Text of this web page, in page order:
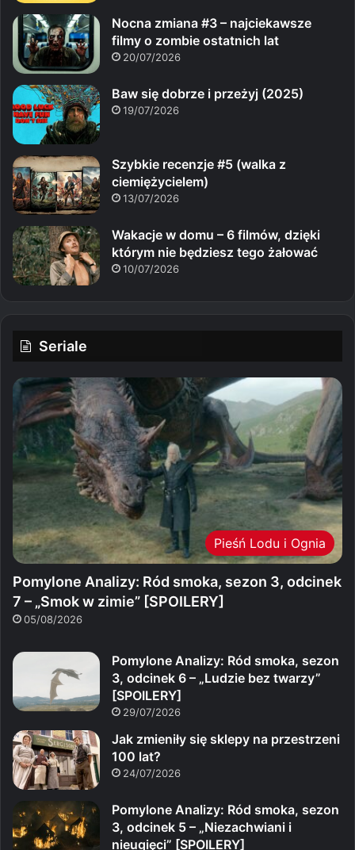
Nocna zmiana #3 – najciekawsze
filmy o zombie ostatnich lat
20/07/2026
Baw się dobrze i przeżyj (2025)
19/07/2026
Szybkie recenzje #5 (walka z
ciemiężycielem)
13/07/2026
Wakacje w domu – 6 filmów, dzięki
którym nie będziesz tego żałować
10/07/2026
Seriale
Pieśń Lodu i Ognia
Pomylone Analizy: Ród smoka, sezon 3, odcinek
7 – „Smok w zimie” [SPOILERY]
05/08/2026
Pomylone Analizy: Ród smoka, sezon
3, odcinek 6 – „Ludzie bez twarzy”
[SPOILERY]
29/07/2026
Jak zmieniły się sklepy na przestrzeni
100 lat?
24/07/2026
Pomylone Analizy: Ród smoka, sezon
3, odcinek 5 – „Niezachwiani i
nieugięci” [SPOILERY]